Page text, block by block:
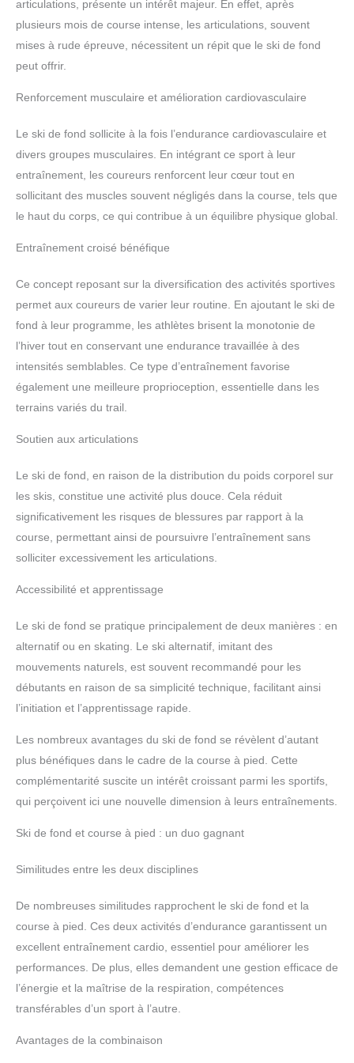
articulations, présente un intérêt majeur. En effet, après
plusieurs mois de course intense, les articulations, souvent
mises à rude épreuve, nécessitent un répit que le ski de fond
peut offrir.
Renforcement musculaire et amélioration cardiovasculaire
Le ski de fond sollicite à la fois l’endurance cardiovasculaire et
divers groupes musculaires. En intégrant ce sport à leur
entraînement, les coureurs renforcent leur cœur tout en
sollicitant des muscles souvent négligés dans la course, tels que
le haut du corps, ce qui contribue à un équilibre physique global.
Entraînement croisé bénéfique
Ce concept reposant sur la diversification des activités sportives
permet aux coureurs de varier leur routine. En ajoutant le ski de
fond à leur programme, les athlètes brisent la monotonie de
l’hiver tout en conservant une endurance travaillée à des
intensités semblables. Ce type d’entraînement favorise
également une meilleure proprioception, essentielle dans les
terrains variés du trail.
Soutien aux articulations
Le ski de fond, en raison de la distribution du poids corporel sur
les skis, constitue une activité plus douce. Cela réduit
significativement les risques de blessures par rapport à la
course, permettant ainsi de poursuivre l’entraînement sans
solliciter excessivement les articulations.
Accessibilité et apprentissage
Le ski de fond se pratique principalement de deux manières : en
alternatif ou en skating. Le ski alternatif, imitant des
mouvements naturels, est souvent recommandé pour les
débutants en raison de sa simplicité technique, facilitant ainsi
l’initiation et l’apprentissage rapide.
Les nombreux avantages du ski de fond se révèlent d’autant
plus bénéfiques dans le cadre de la course à pied. Cette
complémentarité suscite un intérêt croissant parmi les sportifs,
qui perçoivent ici une nouvelle dimension à leurs entraînements.
Ski de fond et course à pied : un duo gagnant
Similitudes entre les deux disciplines
De nombreuses similitudes rapprochent le ski de fond et la
course à pied. Ces deux activités d’endurance garantissent un
excellent entraînement cardio, essentiel pour améliorer les
performances. De plus, elles demandent une gestion efficace de
l’énergie et la maîtrise de la respiration, compétences
transférables d’un sport à l’autre.
Avantages de la combinaison